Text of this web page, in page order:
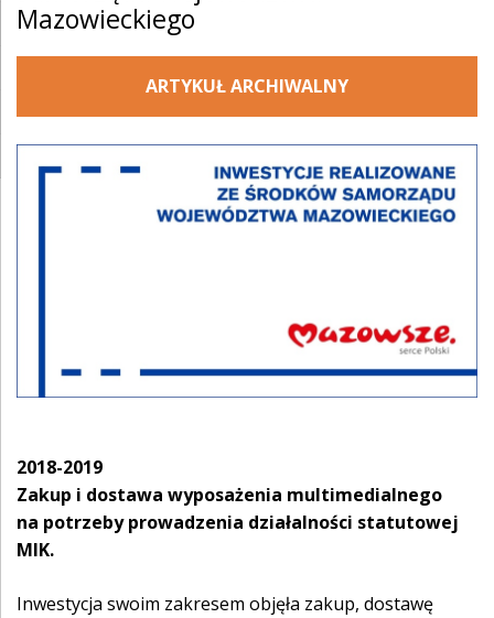
Mazowieckiego
ARTYKUŁ ARCHIWALNY
2018-2019
Zakup i dostawa wyposażenia multimedialnego
na potrzeby prowadzenia działalności statutowej
MIK.
Inwestycja swoim zakresem objęła zakup, dostawę